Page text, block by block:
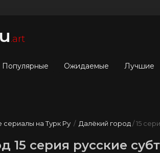
.art
Популярные Ожидаемые Лучшие
сериалы на Турк Ру / Далёкий город / 15
15 серия русские